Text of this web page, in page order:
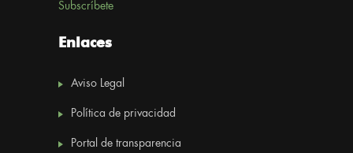
Subscríbete
Enlaces
Aviso Legal
Política de privacidad
Portal de transparencia